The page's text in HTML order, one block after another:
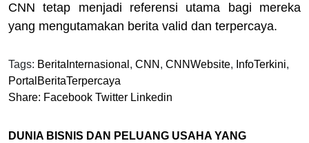
CNN tetap menjadi referensi utama bagi mereka
yang mengutamakan berita valid dan terpercaya.
Tags: BeritaInternasional , CNN , CNNWebsite, InfoTerkini,
PortalBeritaTerpercaya
Share: Facebook Twitter Linkedin
DUNIA BISNIS DAN PELUANG USAHA YANG